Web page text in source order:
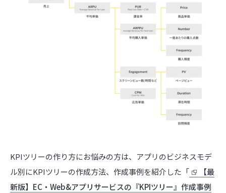
KPIツリーの作り方にお悩みの方は、アプリのビジネスモデ
ル別にKPIツリーの作成方法、作成事例を紹介した「
【最
新版】EC・Web&アプリサービスの『KPIツリー』作成事例